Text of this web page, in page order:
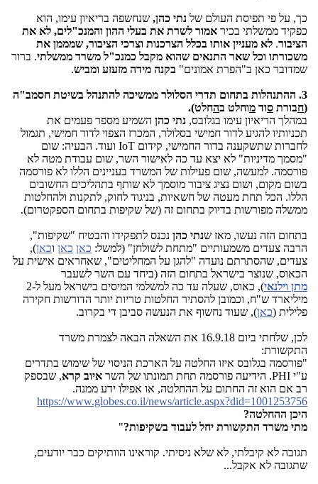
כך, על פי תפיסת העולם של נתי כהן, שנחשפה בריאיון עימו, הוא
כפקיד ממשלתי בכיר אמור לשרת את בעלי ההון והמנכ"לים, לא את
הציבור. לא מעניין אותו בכלל הצרכנות וצרכי הציבור, שמממן את
משכורתו וכל שאר התנאים שהוא מקבל כמנכ"ל משרד ממשלתי. ברור
שמדובר כאן ב"הפרת אמונים" בקנה מידה מזעזע ומביש.
3. ההתנהלות בתחום תדרי הסלולר ממשיכה להתנהל בשיטת חסמב"ה
(חבורת סוד מוחלט בהחלט).
במהלך הריאיון עימו בגלובס, נתי כהן השמיע מספר פעמים את
תכניותיו להגיע לדור חמישי בסלולר, המכרז הצפוי לדור חמישי, תגמול
לחברות שתשקענה בדור החמישי, קידום IoT ועוד. הבעיה: שום
"מסמך מדיניות" לא יצא עד כה לאישור השר, שום עבודת מטה לא
פורסמה. למעשה, שום פעילות של המשרד בעניינים הללו לא פורסמה
בשום מקום, ושום נציג ציבור מוסמך לא שותף בתהליכים החשובים
הללו. הכל תחת מעטה של חשאיות, בניגוד לחוק, לתקנות ולהחלטות
ממשלה מפורשות בדיוק בתחום זה (של שקיפות בתחום הספקטרום).
בתחום הזה נעשו, מאז שנתי כהן נכנס לתפקידו והבטיח "שקיפות",
הרבה צעדים משמעותיים "מתחת לשולחן" (למשל: כאן כאן וכאן),
צעדים, שהסתרתם נועדה "להגן על המחליטים", שאחראים אישית על
הכאוס, שנוצר בישראל בתחום הזה (ביחד עם השר לשעבר
מתן וילנאי
), כאוס, שעלה עד כה למשלמי המיסים בישראל מעל ל-2
מיליארד ש"ח, וכמובן להסתיר החלטות טריות יותר הדורשות חקירה
פלילית (כאן), שעוד נחשוף את הנעשה סביבן די בקרוב.
לכן, שלחתי ביום 16.9.18 את השאלה הבאה לצמרת משרד
התקשורת:
"פורסמה בגלובס איזו החלטה על הארכת הניסוי של שימוש בתדרים
ע"י PHI. הידיעה פורסמה תחת תמונתו של השר איוב קרא, שבספק
רב אם הוא זה החתום על ההחלטה, או אפילו ידע ממנה.
https://www.globes.co.il/news/article.aspx?did=1001253756
היכן ההחלטה?
מתי משרד התקשורת יחל לעבוד בשקיפות?"
תגובה לא קיבלתי, לא שלא ניסיתי. קוראינו הוותיקים כבר יודעים,
שתגובה לא אקבל...